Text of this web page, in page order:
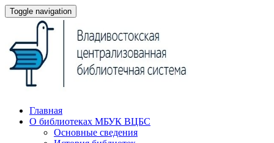
Toggle navigation
Главная
О библиотеках МБУК ВЦБС
Основные сведения